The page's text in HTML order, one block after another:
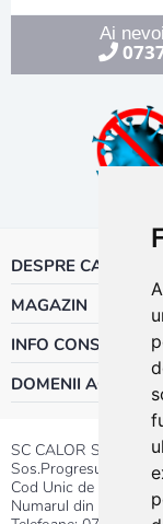
Ai
DESPRE CALOR
MAGAZIN
INFO
DOMENII
SC CALOR SRL
Sos.Progresului
Cod Unic de
Numarul din